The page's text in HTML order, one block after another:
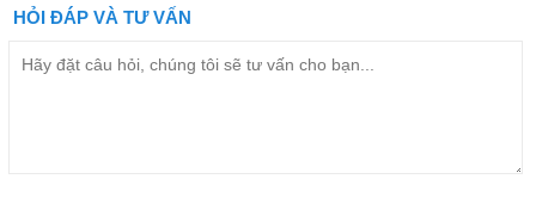
HỎI ĐÁP VÀ TƯ VẤN